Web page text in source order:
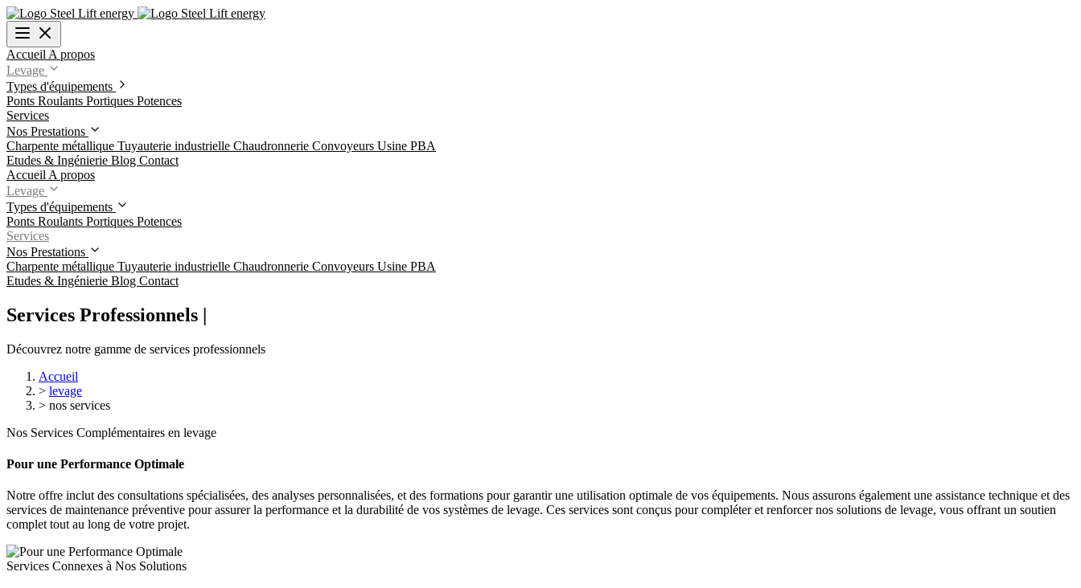
Accueil A propos
Levage
Types d'équipements
Ponts Roulants Portiques Potences
Services
Nos Prestations
Charpente métallique Tuyauterie industrielle Chaudronnerie Convoyeurs Usine PBA
Etudes & Ingénierie Blog Contact
Accueil A propos
Levage
Types d'équipements
Ponts Roulants Portiques Potences
Services
Nos Prestations
Charpente métallique Tuyauterie industrielle Chaudronnerie Convoyeurs Usine PBA
Etudes & Ingénierie Blog Contact
Services Professionnels |
Découvrez notre gamme de services professionnels
Accueil
> levage
> nos services
Nos Services Complémentaires en levage
Pour une Performance Optimale
Notre offre inclut des consultations spécialisées, des analyses personnalisées, et des formations pour garantir une utilisation optimale de vos équipements. Nous assurons également une assistance technique et des
services de maintenance préventive pour assurer la performance et la durabilité de vos systèmes de levage. Ces services sont conçus pour compléter et renforcer nos solutions de levage, vous offrant un soutien
complet tout au long de votre projet.
Services Connexes à Nos Solutions